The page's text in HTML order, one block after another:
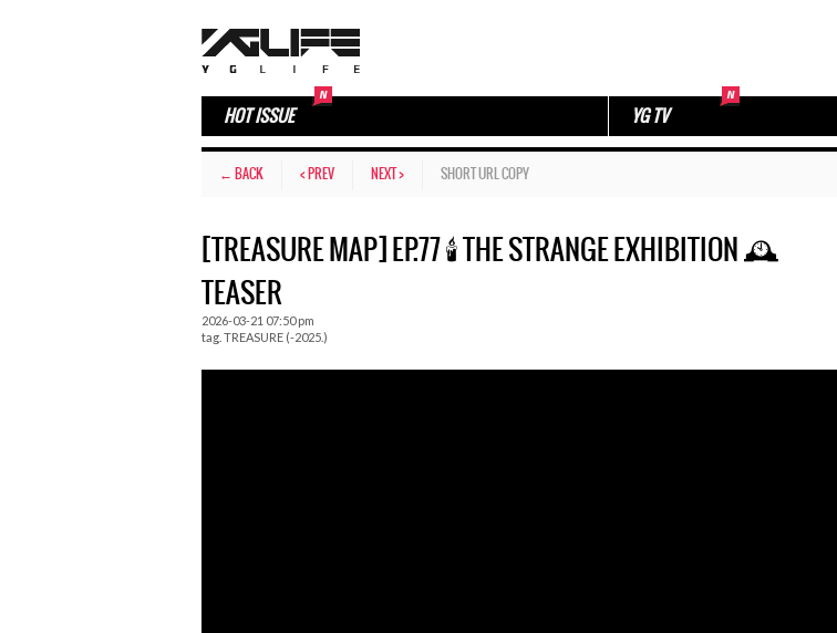
HOT ISSUE YG TV
← BACK < PREV NEXT > SHORT URL COPY
[TREASURE MAP] EP.77 🕯️ THE STRANGE EXHIBITION 🕰️
TEASER
2026-03-21 07:50 pm
tag. TREASURE (-2025.)